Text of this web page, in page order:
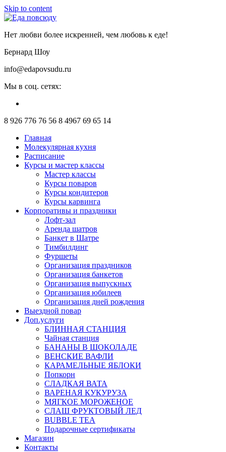
Skip to content
Нет любви более искренней, чем любовь к еде!
Бернард Шоу
info@edapovsudu.ru
Мы в соц. сетях:
8 926 776 76 56 8 4967 69 65 14
Главная
Молекулярная кухня
Расписание
Курсы и мастер классы
Мастер классы
Курсы поваров
Курсы кондитеров
Курсы карвинга
Корпоративы и праздники
Лофт-зал
Аренда шатров
Банкет в Шатре
Тимбилдинг
Фуршеты
Организация праздников
Организация банкетов
Организация выпускных
Организация юбилеев
Организация дней рождения
Выездной повар
Доп.услуги
БЛИННАЯ СТАНЦИЯ
Чайная станция
БАНАНЫ В ШОКОЛАДЕ
ВЕНСКИЕ ВАФЛИ
КАРАМЕЛЬНЫЕ ЯБЛОКИ
Попкорн
СЛАДКАЯ ВАТА
ВАРЕНАЯ КУКУРУЗА
МЯГКОЕ МОРОЖЕНОЕ
СЛАШ ФРУКТОВЫЙ ЛЕД
BUBBLE TEA
Подарочные сертификаты
Магазин
Контакты